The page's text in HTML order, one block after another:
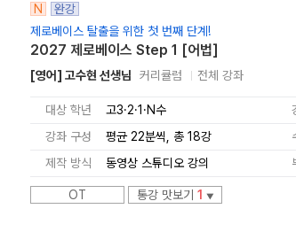
N
완강
제로베이스 탈출을 위한 첫 번째 단계!
2027 제로베이스 Step 1 [어법]
[영어] 고수현 선생님 커리큘럼 전체 강좌
대상 학년 고3·2·1·N수
강좌 구성
평균 22분씩, 총 18강
제작 방식
동영상 스튜디오 강의
OT 통강 맛보기 1 ▼